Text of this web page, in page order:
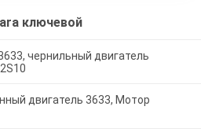
ключевой
чернильный двигатель
двигатель 3633, Мотор